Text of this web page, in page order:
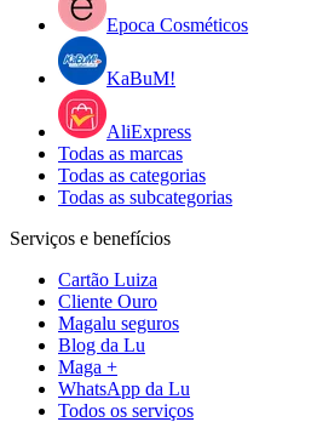
Epoca Cosméticos
KaBuM!
AliExpress
Todas as marcas
Todas as categorias
Todas as subcategorias
Serviços e benefícios
Cartão Luiza
Cliente Ouro
Magalu seguros
Blog da Lu
Maga +
WhatsApp da Lu
Todos os serviços